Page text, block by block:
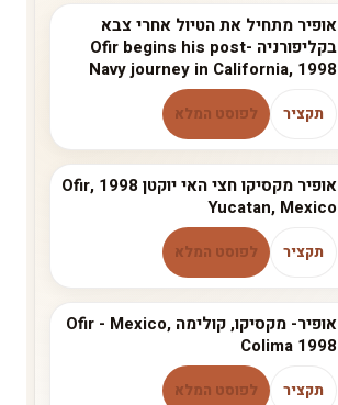
אופיר מתחיל את הטיול אחרי צבא
בקליפורניה Ofir begins his post-
Navy journey in California, 1998
תקציר לפוסט המלא
אופיר מקסיקו חצי האי יוקטן 1998 Ofir,
Yucatan, Mexico
תקציר לפוסט המלא
אופיר- מקסיקו, קולימה Ofir - Mexico,
Colima 1998
תקציר לפוסט המלא